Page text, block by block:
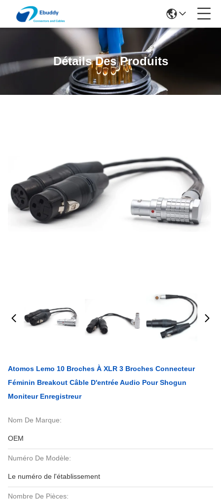
Détails Des Produits
Atomos Lemo 10 Broches À XLR 3 Broches Connecteur
Féminin Breakout Câble D'entrée Audio Pour Shogun
Moniteur Enregistreur
Nom De Marque:
OEM
Numéro De Modèle:
Le numéro de l'établissement
Nombre De Pièces: